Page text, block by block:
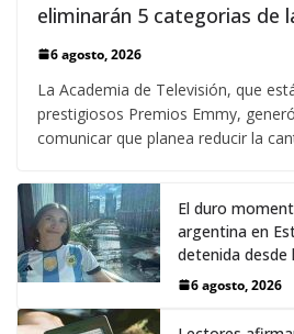
eliminarán 5 categorias de
6 agosto, 2026
La Academia de Televisión, que
prestigiosos Premios Emmy,
comunicar que planea reducir la
El duro
argentina en
detenida desde
6 agosto, 2026